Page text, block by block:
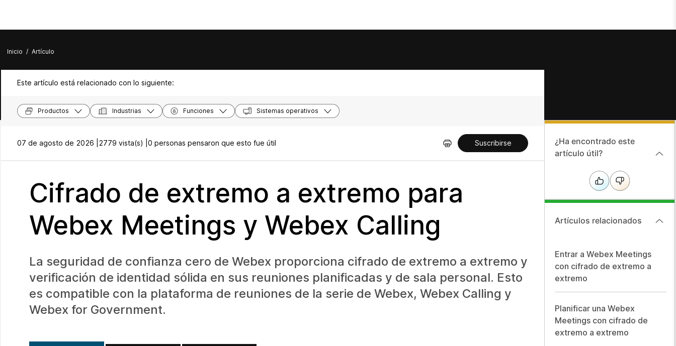
Inicio / Artículo
Este artículo está relacionado con lo siguiente:
Productos Industrias Funciones Sistemas operativos
07 de agosto de 2026 | 2779 vista(s) | 0 personas pensaron que esto fue útil Suscribirse
Cifrado de extremo a extremo para
Webex Meetings y Webex Calling
La seguridad de confianza cero de Webex proporciona cifrado de extremo a extremo y
verificación de identidad sólida en sus reuniones planificadas y de sala personal. Esto
es compatible con la plataforma de reuniones de la serie de Webex, Webex Calling y
Webex for Government.
¿Ha encontrado este
artículo útil?
Artículos relacionados
Entrar a Webex Meetings
con cifrado de extremo a
extremo
Planificar una Webex
Meetings con cifrado de
extremo a extremo